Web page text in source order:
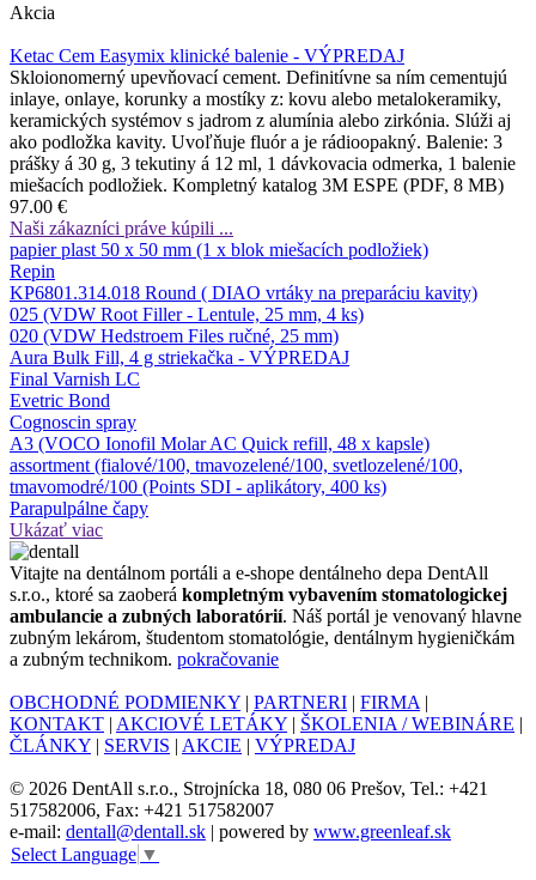
Akcia
Ketac Cem Easymix klinické balenie - VÝPREDAJ
Skloionomerný upevňovací cement. Definitívne sa ním cementujú
inlaye, onlaye, korunky a mostíky z: kovu alebo metalokeramiky,
keramických systémov s jadrom z alumínia alebo zirkónia. Slúži aj
ako podložka kavity. Uvoľňuje fluór a je rádioopakný. Balenie: 3
prášky á 30 g, 3 tekutiny á 12 ml, 1 dávkovacia odmerka, 1 balenie
miešacích podložiek. Kompletný katalog 3M ESPE (PDF, 8 MB)
97.00 €
Naši zákazníci práve kúpili ...
papier plast 50 x 50 mm (1 x blok miešacích podložiek)
Repin
KP6801.314.018 Round ( DIAO vrtáky na preparáciu kavity)
025 (VDW Root Filler - Lentule, 25 mm, 4 ks)
020 (VDW Hedstroem Files ručné, 25 mm)
Aura Bulk Fill, 4 g striekačka - VÝPREDAJ
Final Varnish LC
Evetric Bond
Cognoscin spray
A3 (VOCO Ionofil Molar AC Quick refill, 48 x kapsle)
assortment (fialové/100, tmavozelené/100, svetlozelené/100,
tmavomodré/100 (Points SDI - aplikátory, 400 ks)
Parapulpálne čapy
Ukázať viac
Vitajte na dentálnom portáli a e-shope dentálneho depa DentAll
s.r.o., ktoré sa zaoberá kompletným vybavením stomatologickej
ambulancie a zubných laboratórií. Náš portál je venovaný hlavne
zubným lekárom, študentom stomatológie, dentálnym hygieničkám
a zubným technikom. pokračovanie
OBCHODNÉ PODMIENKY | PARTNERI | FIRMA |
KONTAKT | AKCIOVÉ LETÁKY | ŠKOLENIA / WEBINÁRE |
ČLÁNKY | SERVIS | AKCIE | VÝPREDAJ
© 2026 DentAll s.r.o., Strojnícka 18, 080 06 Prešov, Tel.: +421
517582006, Fax: +421 517582007
e-mail: dentall@dentall.sk | powered by www.greenleaf.sk
Select Language ▼